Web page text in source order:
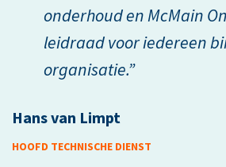
onderhoud en McMain
leidraad voor iedereen
organisatie.”
Hans van Limpt
HOOFD TECHNISCHE DIENST